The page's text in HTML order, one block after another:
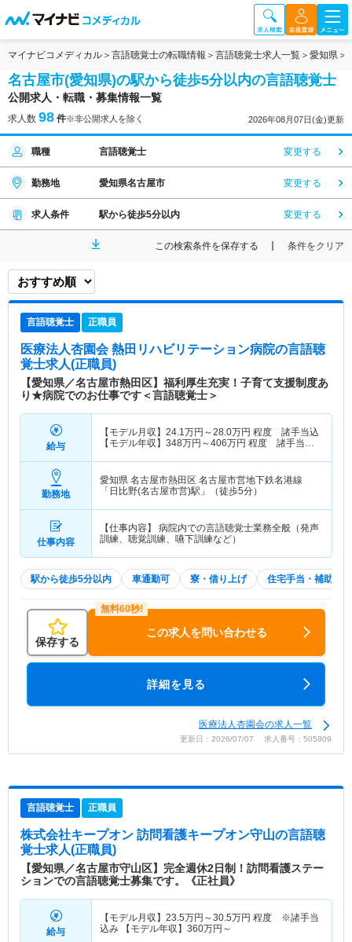
マイナビコメディカル 言語聴覚士の転職情報 言語聴覚士求人一覧 愛知県
名古屋市(愛知県)の駅から徒歩5分以内の言語聴覚士
公開求人・転職・募集情報一覧
求人数 98 件※非公開求人を除く 2026年08月07日(金)更新
職種 言語聴覚士 変更する
勤務地 愛知県名古屋市 変更する
求人条件 駅から徒歩5分以内 変更する
この検索条件を保存する 条件をクリア
言語聴覚士 正職員
医療法人杏園会 熱田リハビリテーション病院の言語聴
覚士求人(正職員)
【愛知県／名古屋市熱田区】福利厚生充実！子育て支援制度あ
り★病院でのお仕事です＜言語聴覚士＞
給与
【モデル月収】 24.1万円～28.0万円 程度 諸手当込
【モデル年収】 348万円～406万円 程度 諸手当・
勤務地
愛知県 名古屋市熱田区 名古屋市営地下鉄名港線
「日比野(名古屋市営)駅」（徒歩5分）
仕事内容
【仕事内容】 病院内での言語聴覚士業務全般（発声
訓練、聴覚訓練、嚥下訓練など）
駅から徒歩5分以内 車通勤可 寮・借り上げ 住宅手当・補助
保存する
この求人を問い合わせる
詳細を見る
医療法人杏園会の求人一覧
更新日：2026/07/07 求人番号：505809
言語聴覚士 正職員
株式会社キープオン 訪問看護キープオン守山の言語聴
覚士求人(正職員)
【愛知県／名古屋市守山区】完全週休2日制！訪問看護ステー
ションでの言語聴覚士募集です。《正社員》
給与
【モデル月収】 23.5万円～30.5万円 程度 ※諸手当
込み 【モデル年収】 360万円～